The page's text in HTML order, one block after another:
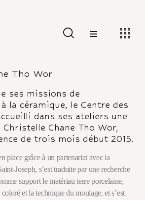
Tho Wor
ses missions de
la céramique, le Centre des
dans ses ateliers une
Christelle Chane Tho Wor,
de trois mois début 2015.
place grâce à un partenariat avec la
Joseph, s’est traduite par une recherche
support le matériau terre porcelaine,
et la technique du moulage, et s’est